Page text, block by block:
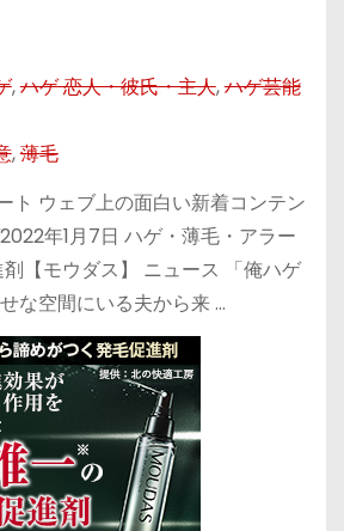
,ハゲ 恋人・彼氏・主人,ハゲ芸能
,薄毛
ト ウェブ上の面白い新着コンテン
年1月7日 ハゲ・薄毛・アラー
剤【モウダス】 ニュース 「俺ハゲ
な空間にいる夫から来 …